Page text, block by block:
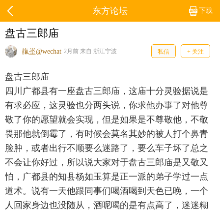
下载
东方论坛
盘古三郎庙
靝埊@wechat 2月前 来自 浙江宁波 私信 + 关注
盘古三郎庙
四川广都县有一座盘古三郎庙，这庙十分灵验据说是
有求必应，这灵验也分两头说，你求他办事了对他尊
敬了你的愿望就会实现，但是如果是不尊敬他，不敬
畏那他就倒霉了，有时候会莫名其妙的被人打个鼻青
脸肿，或者出行不顺要么迷路了，要么车子坏了总之
不会让你好过，所以说大家对于盘古三郎庙是又敬又
怕，广都县的知县杨如玉算是正一派的弟子学过一点
道术。说有一天他跟同事们喝酒喝到天色已晚，一个
人回家身边也没随从，酒呢喝的是有点高了，迷迷糊